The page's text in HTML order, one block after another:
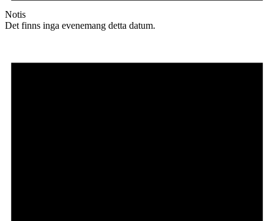
Notis
Det finns inga evenemang detta datum.